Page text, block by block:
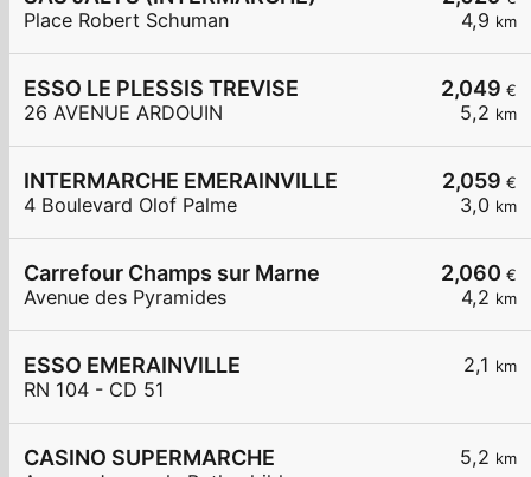
4,9 km
Place Robert Schuman
2,049 €
5,2 km
ESSO LE PLESSIS TREVISE
26 AVENUE ARDOUIN
2,059 €
3,0 km
INTERMARCHE EMERAINVILLE
4 Boulevard Olof Palme
2,060 €
4,2 km
Carrefour Champs sur Marne
Avenue des Pyramides
2,1 km
ESSO EMERAINVILLE
RN 104 - CD 51
5,2 km
CASINO SUPERMARCHE